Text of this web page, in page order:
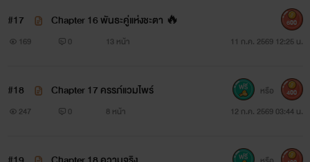
#17 Chapter 16 พันธะคู่แห่งชะตา 🔥
169 0 13 หน้า 11 ก.ค. 2569 12:25 น.
600
#18 Chapter 17 ครรภ์แวมไพร์
247 0 8 หน้า 12 ก.ค. 2569 03:44 น.
หรือ 400